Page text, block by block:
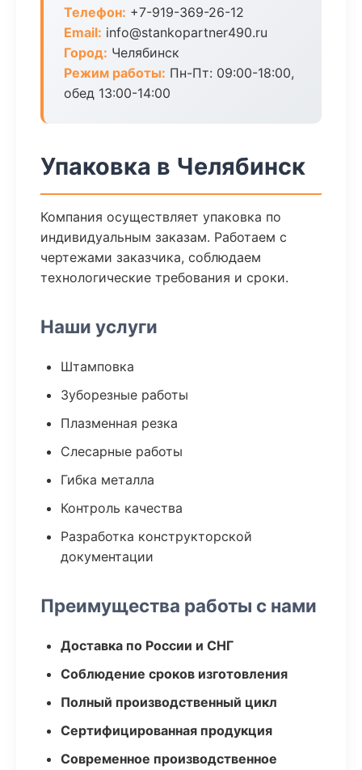
Телефон: +7-919-369-26-12
Email: info@stankopartner490.ru
Город: Челябинск
Режим работы: Пн-Пт: 09:00-18:00,
обед 13:00-14:00
Упаковка в Челябинск
Компания осуществляет упаковка по
индивидуальным заказам. Работаем с
чертежами заказчика, соблюдаем
технологические требования и сроки.
Наши услуги
Штамповка
Зуборезные работы
Плазменная резка
Слесарные работы
Гибка металла
Контроль качества
Разработка конструкторской
документации
Преимущества работы с нами
Доставка по России и СНГ
Соблюдение сроков изготовления
Полный производственный цикл
Сертифицированная продукция
Современное производственное